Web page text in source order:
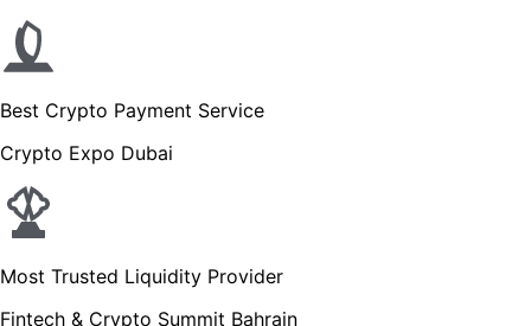
Best Crypto Payment Service
Crypto Expo Dubai
Most Trusted Liquidity Provider
Fintech & Crypto Summit Bahrain